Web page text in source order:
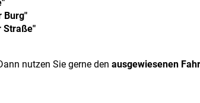
Burg"
Straße"
nutzen Sie gerne den ausgewiesenen